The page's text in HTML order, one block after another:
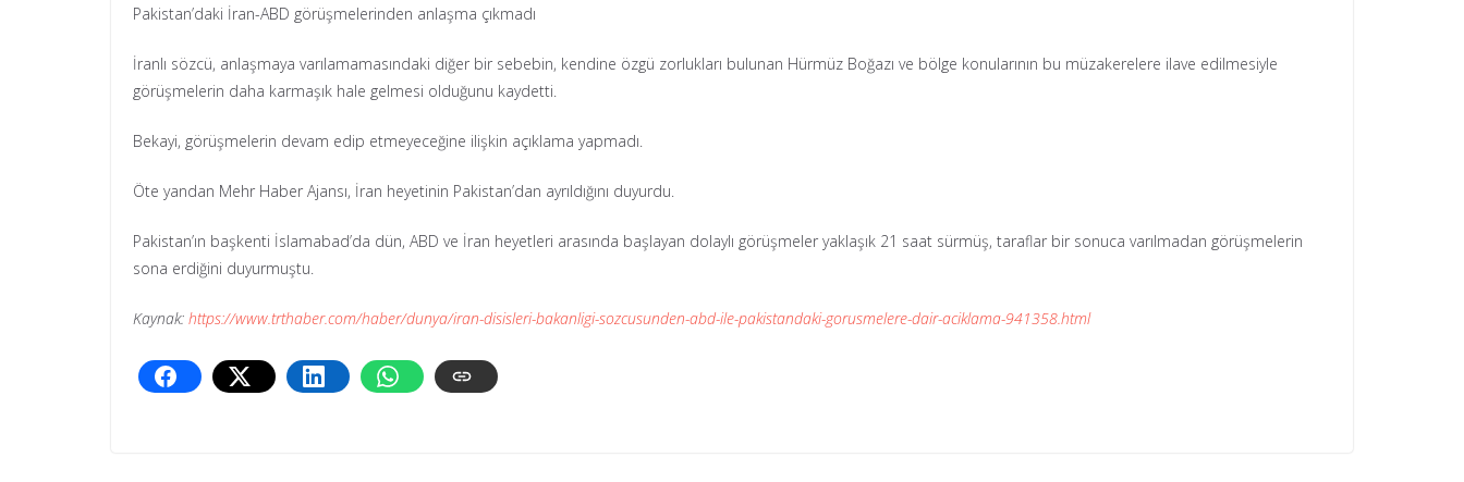
Pakistan’daki İran-ABD görüşmelerinden anlaşma çıkmadı
İranlı sözcü, anlaşmaya varılamamasındaki diğer bir sebebin, kendine özgü zorlukları bulunan Hürmüz Boğazı ve bölge konularının bu müzakerelere ilave edilmesiyle
görüşmelerin daha karmaşık hale gelmesi olduğunu kaydetti.
Bekayi, görüşmelerin devam edip etmeyeceğine ilişkin açıklama yapmadı.
Öte yandan Mehr Haber Ajansı, İran heyetinin Pakistan’dan ayrıldığını duyurdu.
Pakistan’ın başkenti İslamabad’da dün, ABD ve İran heyetleri arasında başlayan dolaylı görüşmeler yaklaşık 21 saat sürmüş, taraflar bir sonuca varılmadan görüşmelerin
sona erdiğini duyurmuştu.
Kaynak: https://www.trthaber.com/haber/dunya/iran-disisleri-bakanligi-sozcusunden-abd-ile-pakistandaki-gorusmelere-dair-aciklama-941358.html